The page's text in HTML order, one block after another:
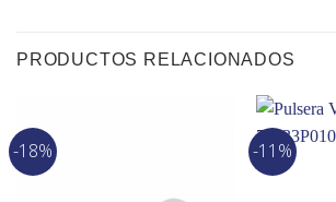
PRODUCTOS RELACIONADOS
-18% -11%